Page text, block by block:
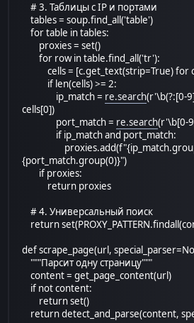
# 3. Таблицы с IP и портами
tables = soup.find_all('table')
for table in tables:
proxies = set()
for row in table.find_all('tr'):
cells = [c.get_text(strip=True) for c
if len(cells) >= 2:
ip_match = re.search(r'\b(?:[0-
cells[0])
port_match = re.search(r'\b[0-
if ip_match and port_match:
{port_match.group(0)}")
if proxies:
return proxies
# 4. Универсальный поиск
return
def scrape_page(url,
"""Парсит одну страницу"""
content = get_page_content(url)
if not content:
return set()
return detect_and_parse(content,